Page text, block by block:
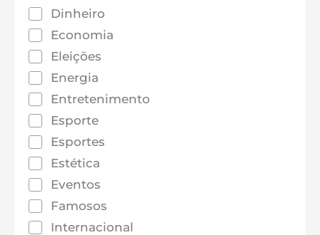
Dinheiro
Economia
Eleições
Energia
Entretenimento
Esporte
Esportes
Estética
Eventos
Famosos
Internacional